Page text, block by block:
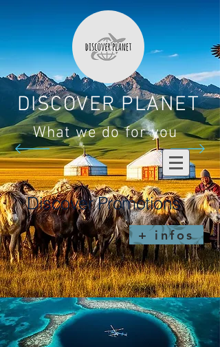
DISCOVER PLANET
What we do for you
Discover Promotions
+ infos